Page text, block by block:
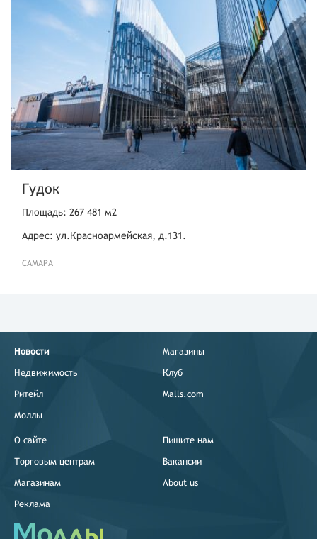
Гудок
Площадь: 267 481 м2
Адрес: ул.Красноармейская, д.131.
САМАРА
Новости
Недвижимость
Ритейл
Моллы
Магазины
Клуб
Malls.com
О сайте
Торговым центрам
Магазинам
Реклама
Пишите нам
Вакансии
About us